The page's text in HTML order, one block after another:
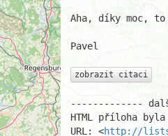
Aha, díky moc, to
Pavel
zobrazit citaci
-------------
HTML příloha
URL: <http://